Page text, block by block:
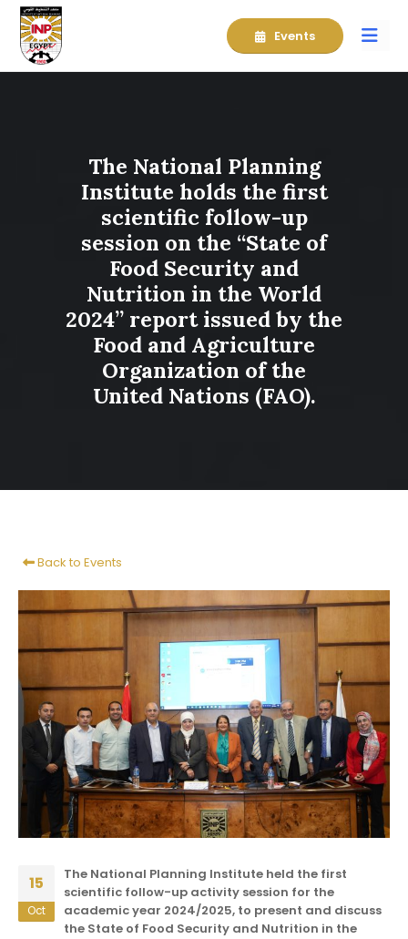
Events
The National Planning
Institute holds the first
scientific follow-up
session on the “State of
Food Security and
Nutrition in the World
2024” report issued by the
Food and Agriculture
Organization of the
United Nations (FAO).
Back to Events
15
Oct
The National Planning Institute held the first
scientific follow-up activity session for the
academic year 2024/2025, to present and discuss
the State of Food Security and Nutrition in the